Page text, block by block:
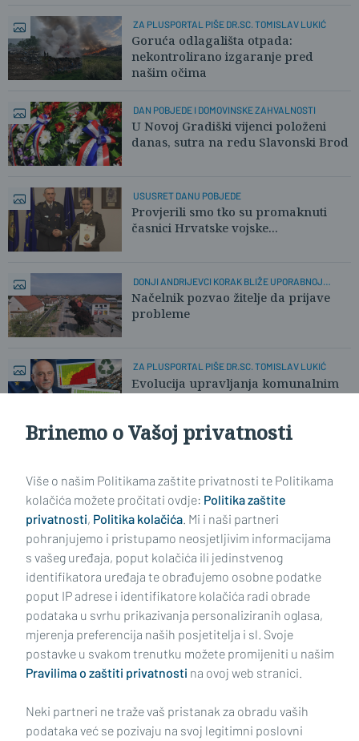
ZA PLUSPORTAL PIŠE DR.SC. TOMISLAV LUKIĆ
Goruća odlagališta otpada:
nekontrolirano izgaranje pred
našim očima
DAN POBJEDE I DOMOVINSKE ZAHVALNOSTI
U Novoj Gradiški vijenci položeni
danas, sutra na redu Slavonski Brod
USUSRET DANU POBJEDE
Provjerili smo tko su promaknuti
časnici Hrvatske vojske...
DONJI ANDRIJEVCI KORAK BLIŽE UPORABNOJ
DOZVOLI
Načelnik pozvao žitelje da prijave
probleme
ZA PLUSPORTAL PIŠE DR.SC. TOMISLAV LUKIĆ
Evolucija upravljanja komunalnim
otpadom u EU od 2010. do danas
Impressum Uvjeti korištenja Politika privatnosti
Politika kolačića Kontakt Pritužbe Suradnici
Oglašavanje
Brinemo o Vašoj privatnosti
Više o našim Politikama zaštite privatnosti te Politikama
kolačića možete pročitati ovdje: Politika zaštite
privatnosti, Politika kolačića. Mi i naši partneri
pohranjujemo i pristupamo neosjetljivim informacijama
s vašeg uređaja, poput kolačića ili jedinstvenog
identifikatora uređaja te obrađujemo osobne podatke
poput IP adrese i identifikatore kolačića radi obrade
podataka u svrhu prikazivanja personaliziranih oglasa,
mjerenja preferencija naših posjetitelja i sl. Svoje
postavke u svakom trenutku možete promijeniti u našim
Pravilima o zaštiti privatnosti na ovoj web stranici.
Neki partneri ne traže vaš pristanak za obradu vaših
podataka već se pozivaju na svoj legitimni poslovni